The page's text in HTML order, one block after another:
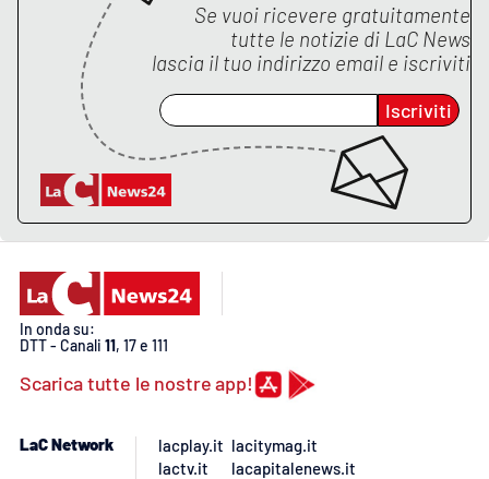
Storie
LAC
NETWORK
Lactv.it
Laconair.it
Lacapitalenews.it
Se vuoi ricevere gratuitamente
tutte le notizie di LaC News
lascia il tuo indirizzo email e iscriviti
Iscriviti
In onda su:
DTT - Canali 11, 17 e 111
Scarica tutte le nostre app!
LaC Network
lacplay.it
lactv.it
lacitymag.it
lacapitalenews.it